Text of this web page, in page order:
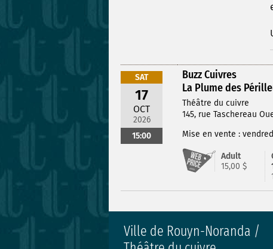
SAT
17
OCT
2026
15:00
Buzz Cuivres
La Plume des
Théâtre du cuivre
145, rue Taschereau
Mise en vente :
Adult
15,00 $
Ville de Rouyn-Noranda /